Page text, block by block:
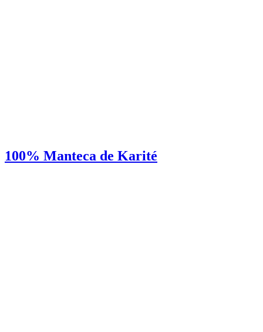
100% Manteca de Karité